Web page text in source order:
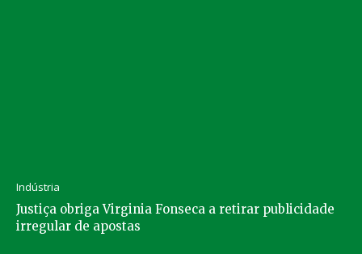
Indústria
Justiça obriga Virginia Fonseca a retirar publicidade
irregular de apostas